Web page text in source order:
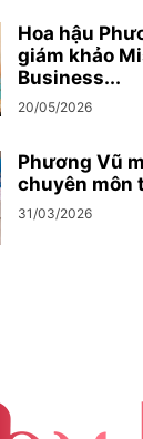
Hoa hậu
giám khảo
Business...
20/05/2026
Phương Vũ
chuyên môn
31/03/2026